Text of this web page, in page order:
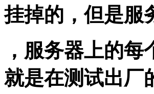
挂掉的，但是服
，服务器上的
就是在测试出厂